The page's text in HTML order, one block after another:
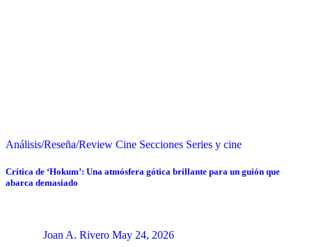
Análisis/Reseña/Review Cine Secciones Series y cine
Crítica de ‘Hokum’: Una atmósfera gótica brillante para un guión que
abarca demasiado
Joan A. Rivero May 24, 2026